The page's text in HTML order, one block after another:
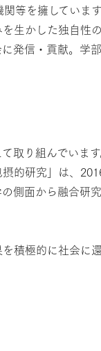
等を擁してい
生かした独自
発信・貢献。
取り組んでい
的研究」は、
側面から融合
積極的に社会